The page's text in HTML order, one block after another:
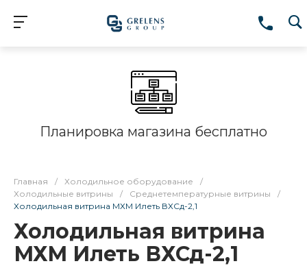
Планировка магазина бесплатно
Главная / Холодильное оборудование
/
Холодильные витрины
/ Среднетемпературные витрины
/
Холодильная витрина МХМ Илеть ВХСд-2,1
Холодильная витрина
МХМ Илеть ВХСд-2,1